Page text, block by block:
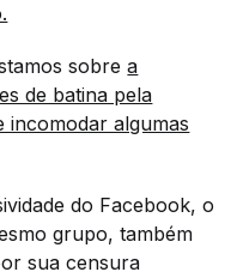
sobrea
de batina pela
incomodar algumas
do Facebook, o
grupo, também
sua censura